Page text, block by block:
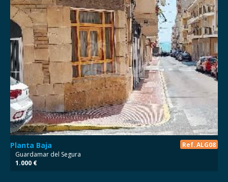
Planta Baja Ref. ALG08
Guardamar del Segura
1.000 €